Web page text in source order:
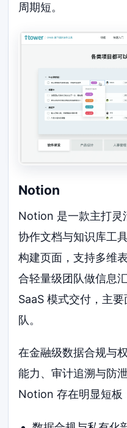
周期短。
Notion
Notion 是一款主打灵
协作文档与知识库工
构建页面，支持多维
合轻量级团队做信息
SaaS 模式交付，主
队。
在金融级数据合规与
能力、审计追溯与防
Notion 存在明显短板